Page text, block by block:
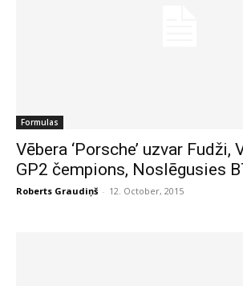
Formulas
Vēbera ‘Porsche’ uzvar Fudži,
GP2 čempions, Noslēgusies
Roberts Graudiņš - 12. October, 2015